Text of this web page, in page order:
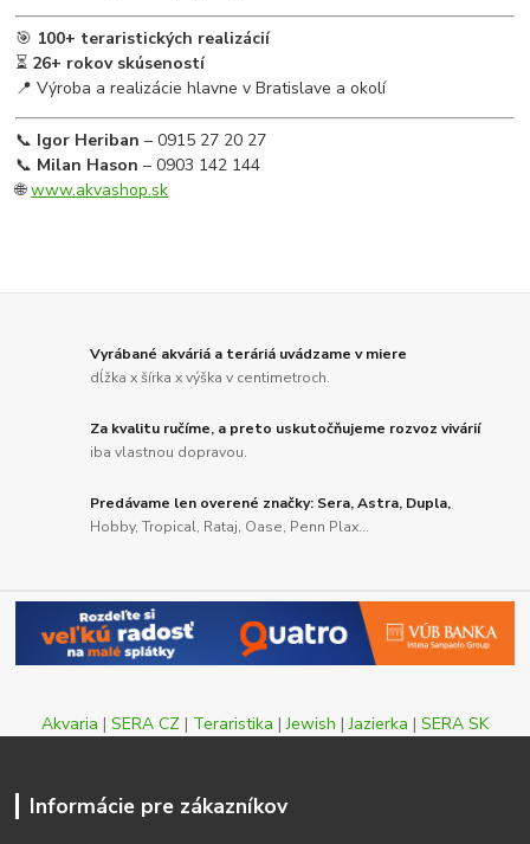
🎯 100+ teraristických realizácií
⏳ 26+ rokov skúseností
📍 Výroba a realizácie hlavne v Bratislave a okolí
📞 Igor Heriban – 0915 27 20 27
📞 Milan Hason – 0903 142 144
🌐www.akvashop.sk
Vyrábané akváriá a teráriá uvádzame v miere
dĺžka x šírka x výška v centimetroch.
Za kvalitu ručíme, a preto uskutočňujeme rozvoz vivárií
iba vlastnou dopravou.
Predávame len overené značky: Sera, Astra, Dupla,
Hobby, Tropical, Rataj, Oase, Penn Plax...
Akvaria | SERA CZ | Teraristika |Jewish |Jazierka | SERA SK
Informácie pre zákazníkov